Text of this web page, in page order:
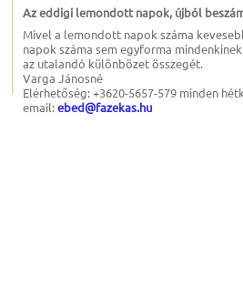
Az eddigi lemondott napok, újból
Mivel a lemondott napok száma
napok száma sem egyforma
az utalandó különbözet összegét.
Varga Jánosné
Elérhetőség: +3620-5657-579 minden
email:ebed@fazekas.hu